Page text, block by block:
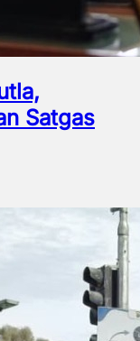
Satgas